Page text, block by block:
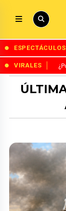
ESPECTÁCULOS
VIRALES